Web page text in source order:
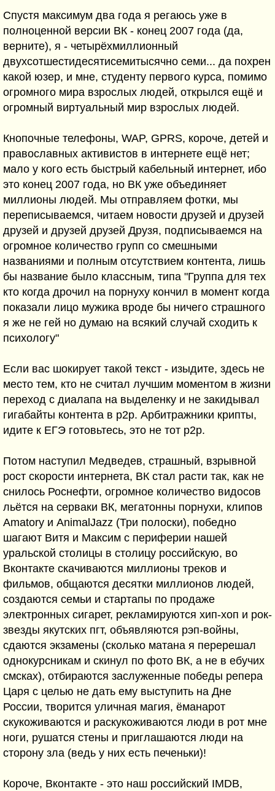
Спустя максимум два года я регаюсь уже в
полноценной версии ВК - конец 2007 года (да,
верните), я - четырёхмиллионный
двухсотшестидесятисемитысячно семи... да похрен
какой юзер, и мне, студенту первого курса, помимо
огромного мира взрослых людей, открылся ещё и
огромный виртуальный мир взрослых людей.
Кнопочные телефоны, WAP, GPRS, короче, детей и
православных активистов в интернете ещё нет;
мало у кого есть быстрый кабельный интернет, ибо
это конец 2007 года, но ВК уже объединяет
миллионы людей. Мы отправляем фотки, мы
переписываемся, читаем новости друзей и друзей
друзей и друзей друзей Друзя, подписываемся на
огромное количество групп со смешными
названиями и полным отсутствием контента, лишь
бы название было классным, типа "Группа для тех
кто когда дрочил на порнуху кончил в момент когда
показали лицо мужика вроде бы ничего страшного
я же не гей но думаю на всякий случай сходить к
психологу"
Если вас шокирует такой текст - изыдите, здесь не
место тем, кто не считал лучшим моментом в жизни
переход с диалапа на выделенку и не закидывал
гигабайты контента в p2p. Арбитражники крипты,
идите к ЕГЭ готовьтесь, это не тот p2p.
Потом наступил Медведев, страшный, взрывной
рост скорости интернета, ВК стал расти так, как не
снилось Роснефти, огромное количество видосов
льётся на серваки ВК, мегатонны порнухи, клипов
Amatory и AnimalJazz (Три полоски), победно
шагают Витя и Максим с периферии нашей
уральской столицы в столицу российскую, во
Вконтакте скачиваются миллионы треков и
фильмов, общаются десятки миллионов людей,
создаются семьи и стартапы по продаже
электронных сигарет, рекламируются хип-хоп и рок-
звезды якутских пгт, объявляются рэп-войны,
сдаются экзамены (сколько матана я перерешал
однокурсникам и скинул по фото ВК, а не в ебучих
смсках), отбираются заслуженные победы репера
Царя с целью не дать ему выступить на Дне
России, творится уличная магия, ёманарот
скукоживаются и раскукоживаются люди в рот мне
ноги, рушатся стены и приглашаются люди на
сторону зла (ведь у них есть печеньки)!
Короче, Вконтакте - это наш российский IMDB,